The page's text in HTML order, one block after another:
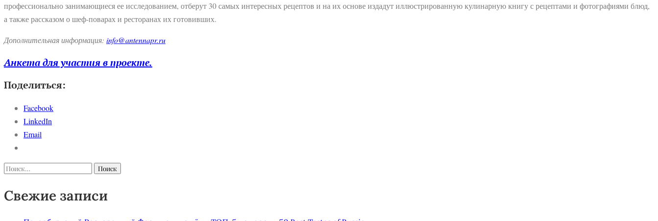
профессионально занимающиеся ее исследованием, отберут 30 самых интересных рецептов и на их основе издадут иллюстрированную кулинарную книгу с рецептами и фотографиями блюд,
а также рассказом о шеф-поварах и ресторанах их готовивших.
Дополнительная информация: info@antennapr.ru
Анкета для участия в проекте.
Поделиться:
Facebook
LinkedIn
Email
Найти:
Свежие записи